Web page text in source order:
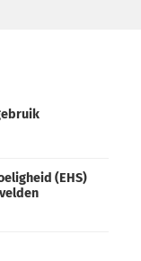
(EHS)